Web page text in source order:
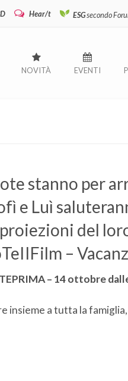
Hear/t ESGsecondo
NOVITÀ EVENTI
stanno per
e Luì
del
–
– 14 ottobre
insieme a tutta la